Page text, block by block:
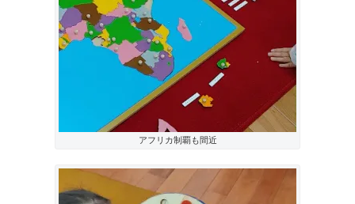
アフリカ制覇も間近